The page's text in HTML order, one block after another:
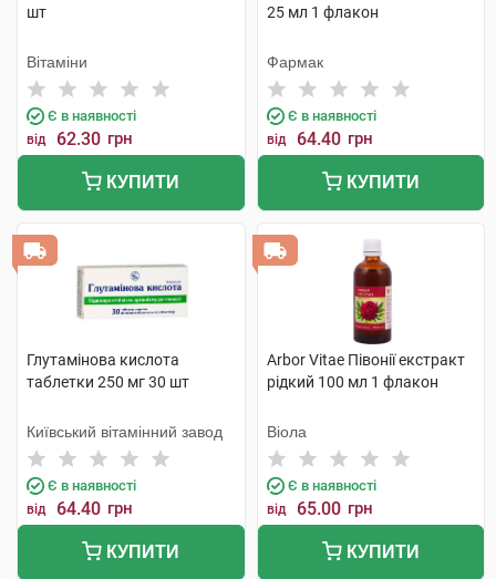
шт
Вітаміни
Є в наявності
від 62.30 грн
КУПИТИ
25 мл 1 флакон
Фармак
Є в наявності
від 64.40 грн
КУПИТИ
Глутамінова кислота
таблетки 250 мг 30 шт
Київський вітамінний завод
Є в наявності
від 64.40 грн
КУПИТИ
Arbor Vitae Півонії екстракт
рідкий 100 мл 1 флакон
Віола
Є в наявності
від 65.00 грн
КУПИТИ